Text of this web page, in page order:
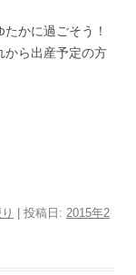
かに過ごそう！
から出産予定の方
| 投稿日: 2015年2